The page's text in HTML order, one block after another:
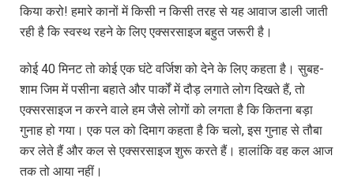
किया करो! हमारे कानों में किसी न किसी तरह से यह आवाज डाली जाती
रही है कि स्वस्थ रहने के लिए एक्सरसाइज बहुत जरूरी है।
कोई 40 मिनट तो कोई एक घंटे वर्जिश को देने के लिए कहता है। सुबह-
शाम जिम में पसीना बहाते और पार्कों में दौड़ लगाते लोग दिखते हैं, तो
एक्सरसाइज न करने वाले हम जैसे लोगों को लगता है कि कितना बड़ा
गुनाह हो गया। एक पल को दिमाग कहता है कि चलो, इस गुनाह से तौबा
कर लेते हैं और कल से एक्सरसाइज शुरू करते हैं। हालांकि वह कल आज
तक तो आया नहीं।